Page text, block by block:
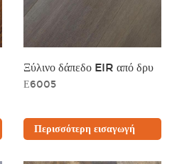
Ξύλινο δάπεδο EIR από δρυ
Ε6005
Περισσότερη εισαγωγή